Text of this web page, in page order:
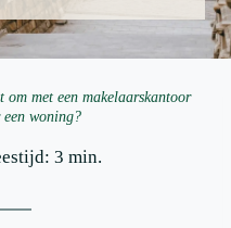
om met een makelaarskantoor
een woning?
3 min.